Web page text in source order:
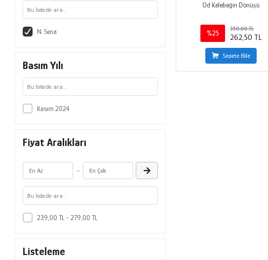
N. Sena
Basım Yılı
Kasım 2024
Fiyat Aralıkları
-
239,00 TL - 279,00 TL
Listeleme
Od Kelebeğin Dönüşü
%25
350,00 TL
262,50 TL
Sepete Ekle